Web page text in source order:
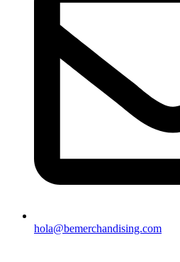
hola@bemerchandising.com